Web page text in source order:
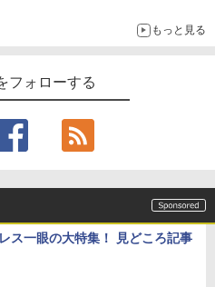
もっと見る
フォローする
ス一眼の大特集！ 見どころ記事